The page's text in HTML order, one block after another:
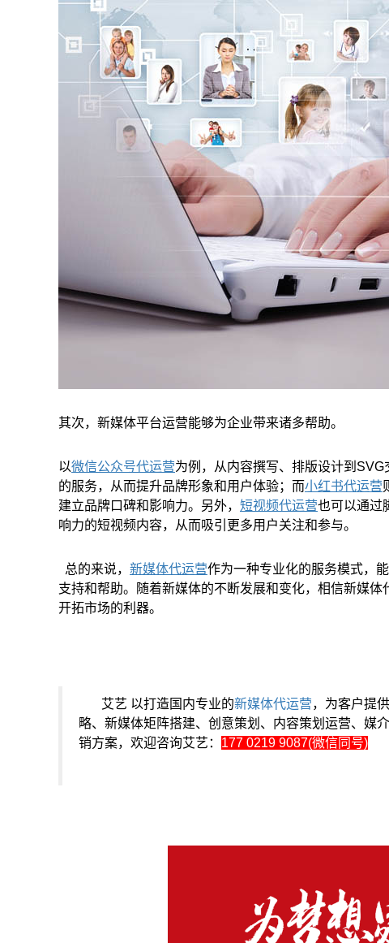
其次，新媒体平台运营能够为企业带来诸多帮助。
以微信公众号代运营为例，从内容撰写、排版设计到
的服务，从而提升品牌形象和用户体验；而小红书代运营
建立品牌口碑和影响力。另外， 短视频代运营也可以通过
响力的短视频内容，从而吸引更多用户关注和参与。
总的来说， 新媒体代运营作为一种专业化的服务模式，
支持和帮助。随着新媒体的不断发展和变化，相信新媒
开拓市场的利器。
艾艺 以打造国内专业的新媒体代运营，为客户提
略、新媒体矩阵搭建、创意策划、内容策划运营、媒
销方案，欢迎咨询艾艺： 177 0219 9087(微信同号)